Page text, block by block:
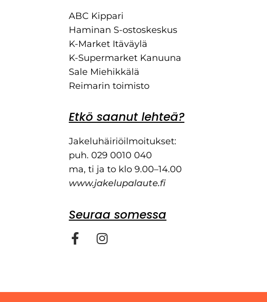
ABC Kippari
Haminan S-ostoskeskus
K-Market Itäväylä
K-Supermarket Kanuuna
Sale Miehikkälä
Reimarin toimisto
Etkö saanut lehteä?
Jakeluhäiriöilmoitukset:
puh. 029 0010 040
ma, ti ja to klo 9.00–14.00
www.jakelupalaute.fi
Seuraa somessa